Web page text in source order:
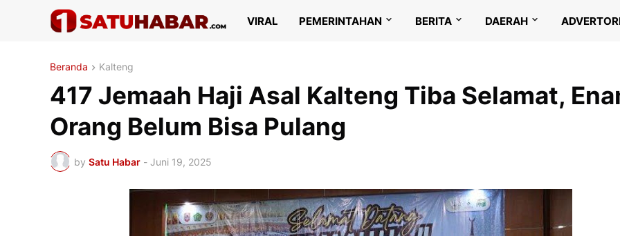
VIRAL PEMERINTAHAN BERITA DAERAH
Beranda Kalteng
417 Jemaah Haji Asal Kalteng Tiba Selamat,
Orang Belum Bisa Pulang
by Satu Habar - Juni 19, 2025